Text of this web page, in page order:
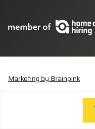
Marketing by Brainpink